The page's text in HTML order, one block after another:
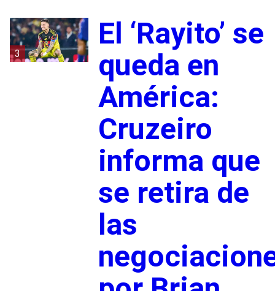
3
El ‘Rayito’ se
queda en
América:
Cruzeiro
informa que
se retira de
las